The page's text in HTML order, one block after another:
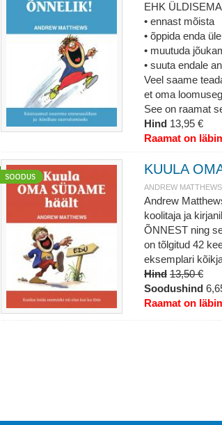
EHK
• ennast mõista
• õppida enda
• muutuda
• suuta endale
Veel saame
et oma
See on raamat
Hind 13,95 €
Raamat on
KUULA
ANDREW MATTHEWS
Andrew
koolitaja ja
ÕNNEST ning
on tõlgitud 42
eksemplari
Hind 13,50 €
Soodushind
Raamat on